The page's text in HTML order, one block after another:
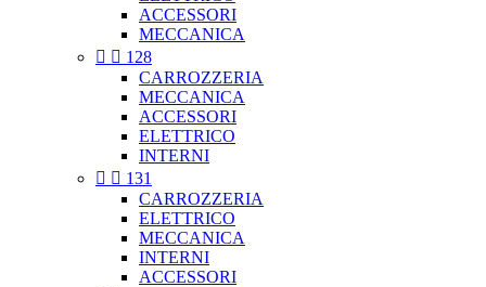
ACCESSORI
MECCANICA
  128
CARROZZERIA
MECCANICA
ACCESSORI
ELETTRICO
INTERNI
  131
CARROZZERIA
ELETTRICO
MECCANICA
INTERNI
ACCESSORI